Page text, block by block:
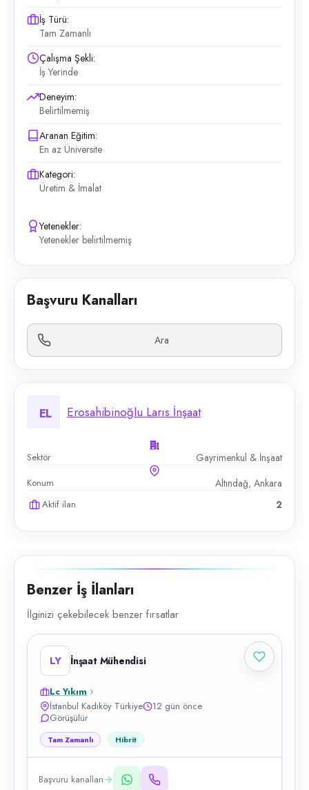
İş Türü:
Tam Zamanlı
Çalışma Şekli:
İş Yerinde
Deneyim:
Belirtilmemiş
Aranan Eğitim:
En az Üniversite
Kategori:
Üretim & İmalat
Yetenekler:
Yetenekler belirtilmemiş
Başvuru Kanalları
Ara
EL Erosahibinoğlu Larıs İnşaat
Sektör Gayrimenkul & İnşaat
Konum Altındağ, Ankara
Aktif ilan 2
Benzer İş İlanları
İlginizi çekebilecek benzer fırsatlar
LY İnşaat Mühendisi
Lc Yıkım
İstanbul Kadıköy Türkiye
12 gün önce
Görüşülür
Tam Zamanlı Hibrit
Başvuru kanalları